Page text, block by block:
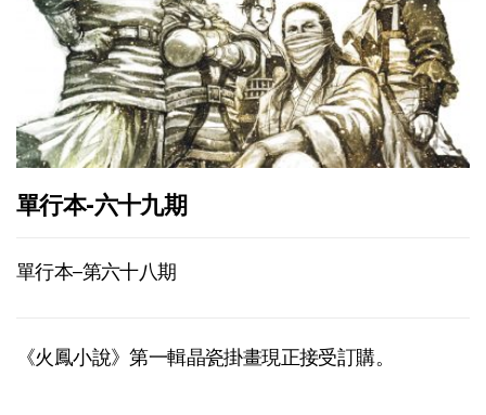
單行本-六十九期
單行本–第六十八期
《火鳳小說》第一輯晶瓷掛畫現正接受訂購。